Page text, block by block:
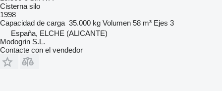
Cisterna silo
1998
Capacidad de carga 35.000 kg Volumen 58 m³ Ejes 3
España, ELCHE (ALICANTE)
Modogrin S.L.
Contacte con el vendedor